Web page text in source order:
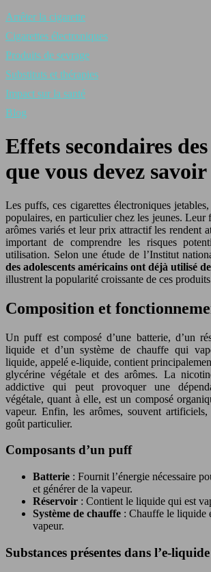
Arrêter la cigarette
Cigarettes électroniques
Produits de sevrage
Substituts et thérapies
Impact sur la santé
Blog
Effets secondaires
que vous devez savoir
Les puffs, ces cigarettes électroniques
populaires, en particulier chez les jeunes. Leur
arômes variés et leur prix attractif les rendent
important de comprendre les risques
utilisation. Selon une étude de l’Institut
des adolescents américains ont déjà utilisé
illustrent la popularité croissante de ces
Composition et
Un puff est composé d’une batterie, d’un
liquide et d’un système de chauffe qui
liquide, appelé e-liquide, contient
glycérine végétale et des arômes. La
addictive qui peut provoquer une
végétale, quant à elle, est un composé
vapeur. Enfin, les arômes, souvent
goût particulier.
Composants d’un puff
Batterie : Fournit l’énergie nécessaire
et générer de la vapeur.
Réservoir : Contient le liquide qui est
Système de chauffe : Chauffe le liquide
vapeur.
Substances présentes dans l’e-liquide